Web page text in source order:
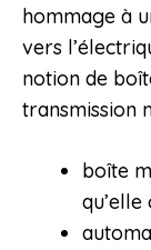
hommage à
vers
notion de
transmission
boîte